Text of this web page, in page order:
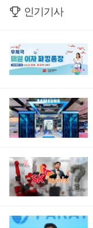
인기기사